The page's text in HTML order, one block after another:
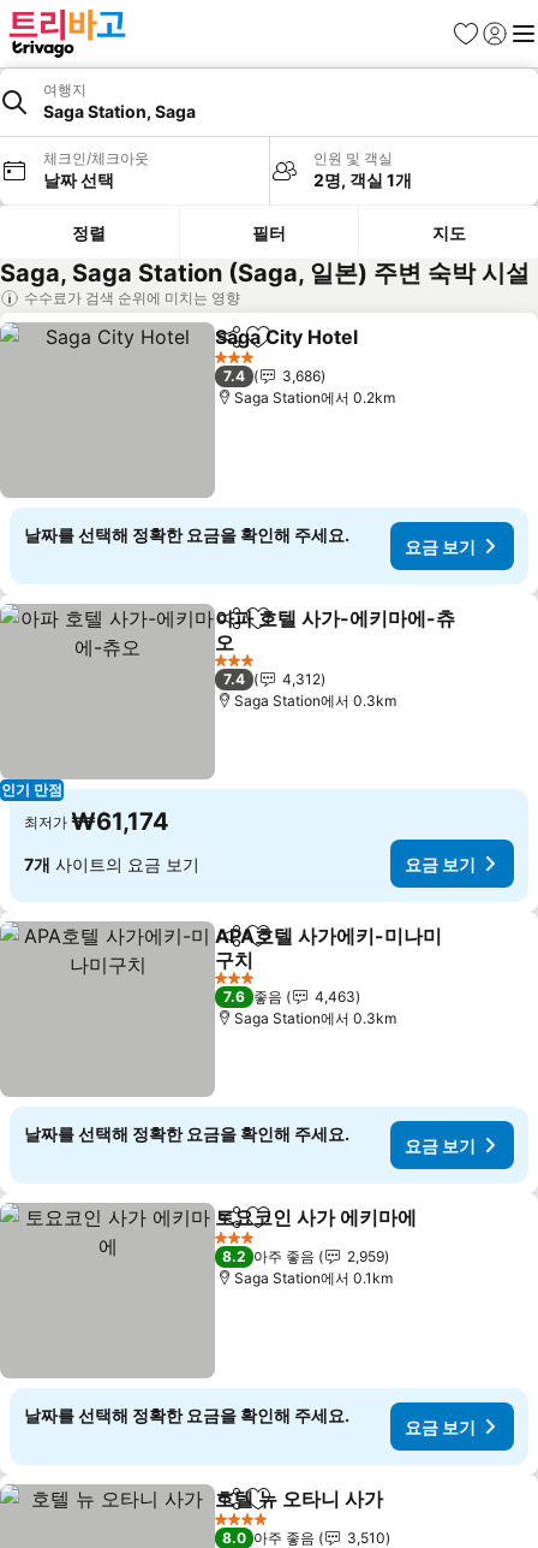
즐겨찾기
로그인
메
여행지
Saga Station, Saga
체크인/체크아웃
날짜 선택
인원 및 객실
2명, 객실 1개
정렬 필터 지도
Saga, Saga Station (Saga, 일본) 주변 숙박 시설
수수료가 검색 순위에 미치는 영향
공유 즐겨찾기에 추가
Saga City Hotel
3 성급
7.4
3,686
Saga Station에서 0.2km
날짜를 선택해 정확한 요금을 확인해 주세요.
요금 보기
인기 만점
공유 즐겨찾기에 추가
아파 호텔 사가-에키마에-츄
오
요금 보기
3 성급
7.4
4,312
Saga Station에서 0.3km
최저가 ₩61,174
7개 사이트의 요금 보기 요금 보기
공유 즐겨찾기에 추가
APA호텔 사가에키-미나미
구치
요금 보기
3 성급
7.6 좋음
4,463
Saga Station에서 0.3km
날짜를 선택해 정확한 요금을 확인해 주세요.
요금 보기
공유 즐겨찾기에 추가
토요코인 사가 에키마에
3 성급
8.2 아주 좋음
2,959
Saga Station에서 0.1km
날짜를 선택해 정확한 요금을 확인해 주세요.
요금 보기
공유 즐겨찾기에 추가
호텔 뉴 오타니 사가
4 성급
8.0 아주 좋음
3,510